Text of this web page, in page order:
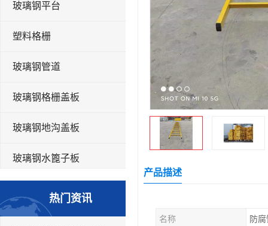
玻璃钢平台
塑料格栅
玻璃钢管道
玻璃钢格栅盖板
玻璃钢地沟盖板
玻璃钢水篦子板
玻璃钢平板
热门资讯
产品描述
名称 防